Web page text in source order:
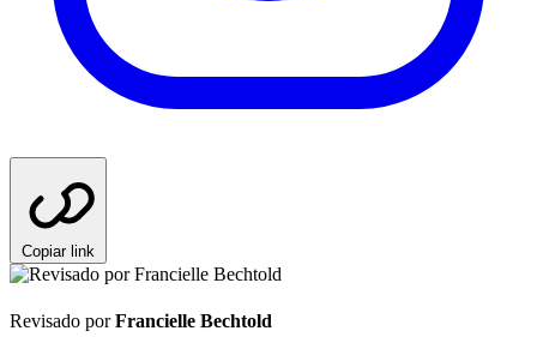
Copiar link
Revisado porFrancielle Bechtold